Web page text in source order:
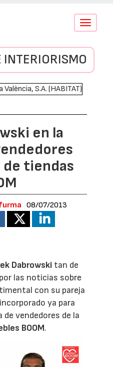
Conmutar
INTERIORISMO
en la
de tiendas
08/07/2013
Dabrowski tan de
las noticias sobre
con su pareja
ya para
vendedores de la
BOOM.